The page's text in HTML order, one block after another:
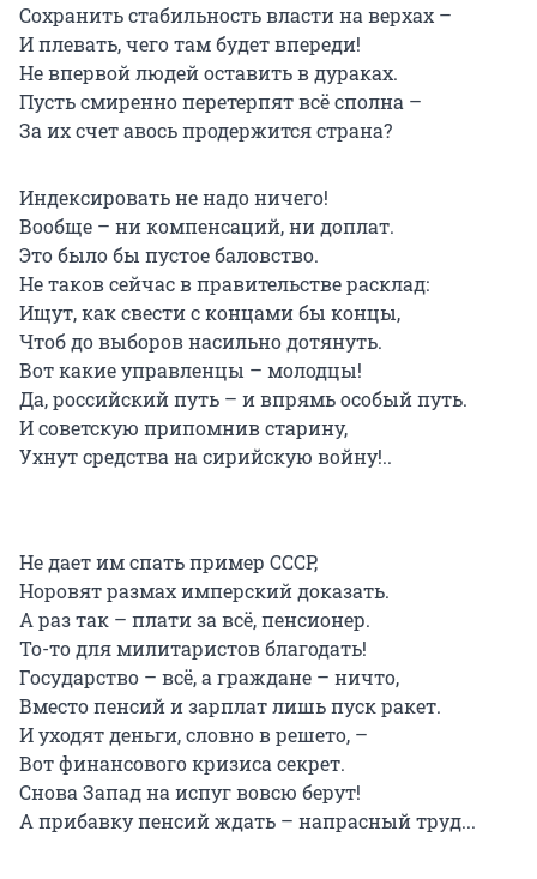
Сохранить стабильность власти на верхах –
И плевать, чего там будет впереди!
Не впервой людей оставить в дураках.
Пусть смиренно перетерпят всё сполна –
За их счет авось продержится страна?
Индексировать не надо ничего!
Вообще – ни компенсаций, ни доплат.
Это было бы пустое баловство.
Не таков сейчас в правительстве расклад:
Ищут, как свести с концами бы концы,
Чтоб до выборов насильно дотянуть.
Вот какие управленцы – молодцы!
Да, российский путь – и впрямь особый путь.
И советскую припомнив старину,
Ухнут средства на сирийскую войну!..
Не дает им спать пример СССР,
Норовят размах имперский доказать.
А раз так – плати за всё, пенсионер.
То-то для милитаристов благодать!
Государство – всё, а граждане – ничто,
Вместо пенсий и зарплат лишь пуск ракет.
И уходят деньги, словно в решето, –
Вот финансового кризиса секрет.
Снова Запад на испуг вовсю берут!
А прибавку пенсий ждать – напрасный труд...